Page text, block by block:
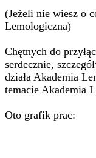
(Jeżeli nie wiesz o
Lemologiczna)
Chętnych do
serdecznie,
działa Akademia
temacie Akademia
Oto grafik prac: